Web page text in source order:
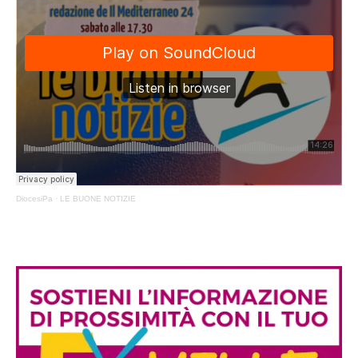
DiocesiPa · LE BUONE NOTIZIE